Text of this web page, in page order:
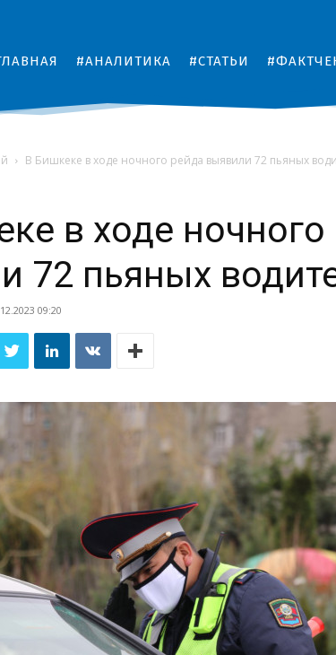
#АНАЛИТИКА #СТАТЬИ
В Бишкеке в ходе ночного рейда выявили 72 пьяных
в ходе ночного
72 пьяных
09:20